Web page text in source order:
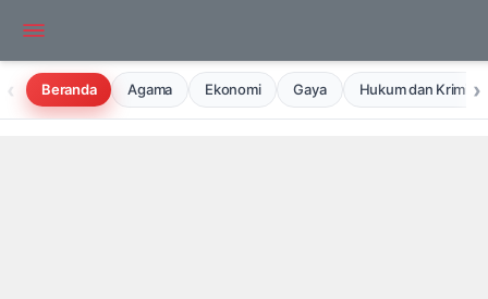
‹ Beranda Agama Ekonomi Gaya Hukum dan ›